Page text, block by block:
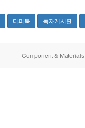
디피북 독자게시판
Component & Materials